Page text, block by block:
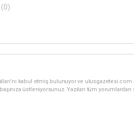
(0)
kabul etmiş bulunuyor ve
üstleniyorsunuz. Yazılan tüm